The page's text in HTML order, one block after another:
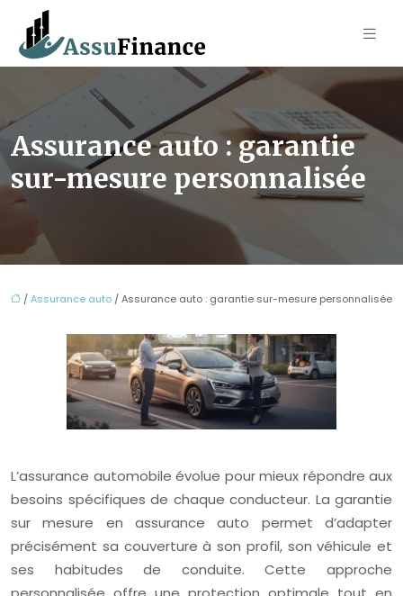
Assurance auto : garantie
sur-mesure personnalisée
/Assurance auto / Assurance auto : garantie sur-mesure personnalisée
L’assurance automobile évolue pour mieux répondre aux
besoins spécifiques de chaque conducteur. La garantie
sur mesure en assurance auto permet d’adapter
précisément sa couverture à son profil, son véhicule et
ses habitudes de conduite. Cette approche